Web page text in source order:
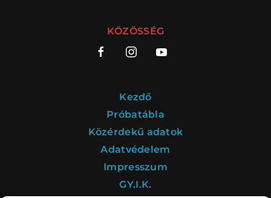
KÖZÖSSÉG
Kezdő
Próbatábla
Közérdekű adatok
Adatvédelem
Impresszum
GY.I.K.